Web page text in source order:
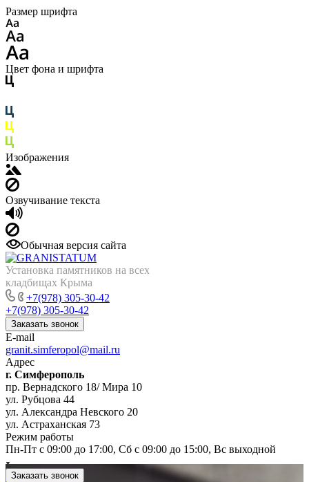
Размер шрифта
Цвет фона и шрифта
Изображения
Озвучивание текста
Обычная версия сайта
Установка памятников на всех
кладбищах Крыма
+7(978) 305-30-42
+7(978) 305-30-42
Заказать звонок
E-mail
granit.simferopol@mail.ru
Адрес
г. Симферополь
пр. Вернадского 18/ Мира 10
ул. Рубцова 44
ул. Александра Невского 20
ул. Астраханская 73
Режим работы
Пн-Пт с 09:00 до 17:00, Сб с 09:00 до 15:00, Вс выходной
Заказать звонок